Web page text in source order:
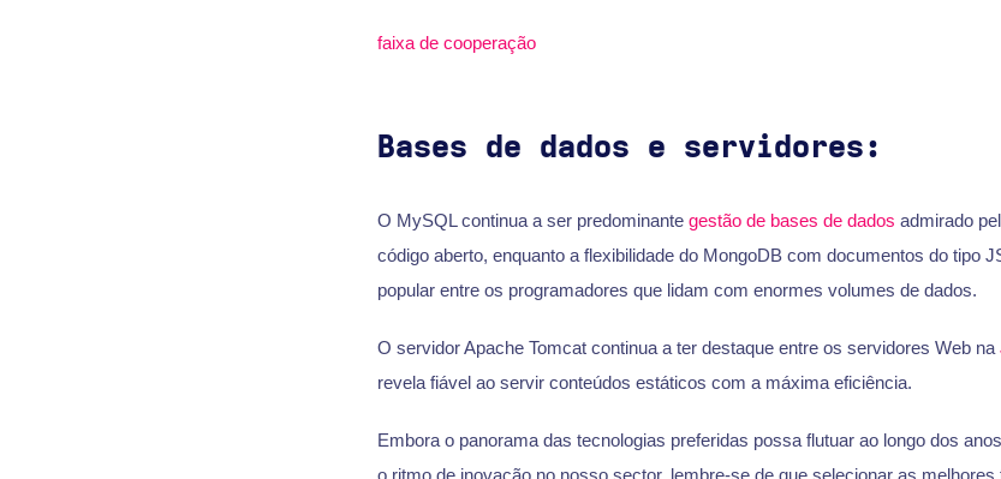
Bases de dados e servidores:
O MySQL continua a ser predominante gestão de bases de dados admirado
código aberto, enquanto a flexibilidade do MongoDB com documentos do tipo
popular entre os programadores que lidam com enormes volumes de dados.
O servidor Apache Tomcat continua a ter destaque entre os servidores Web na
revela fiável ao servir conteúdos estáticos com a máxima eficiência.
Embora o panorama das tecnologias preferidas possa flutuar ao longo dos
o ritmo de inovação no nosso sector, lembre-se de que selecionar as melhores